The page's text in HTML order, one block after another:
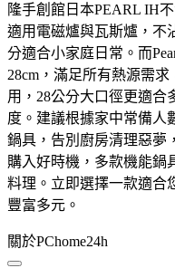
隆手創館日本PEARL IH
適用電磁爐與瓦斯爐，不
分適合小家庭日常。而
28cm，滿足所有熱源需
用，28公分大口徑更適合
度。建議根據家中常備人
鍋具，告別廚房清理惡夢
購入好時機，多款機能鍋
料理。立即選擇一款適合
豐富多元。
關於PChome24h